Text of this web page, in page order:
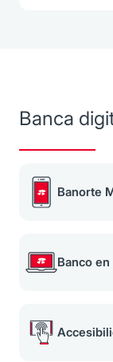
Banca
Banorte
Banco en